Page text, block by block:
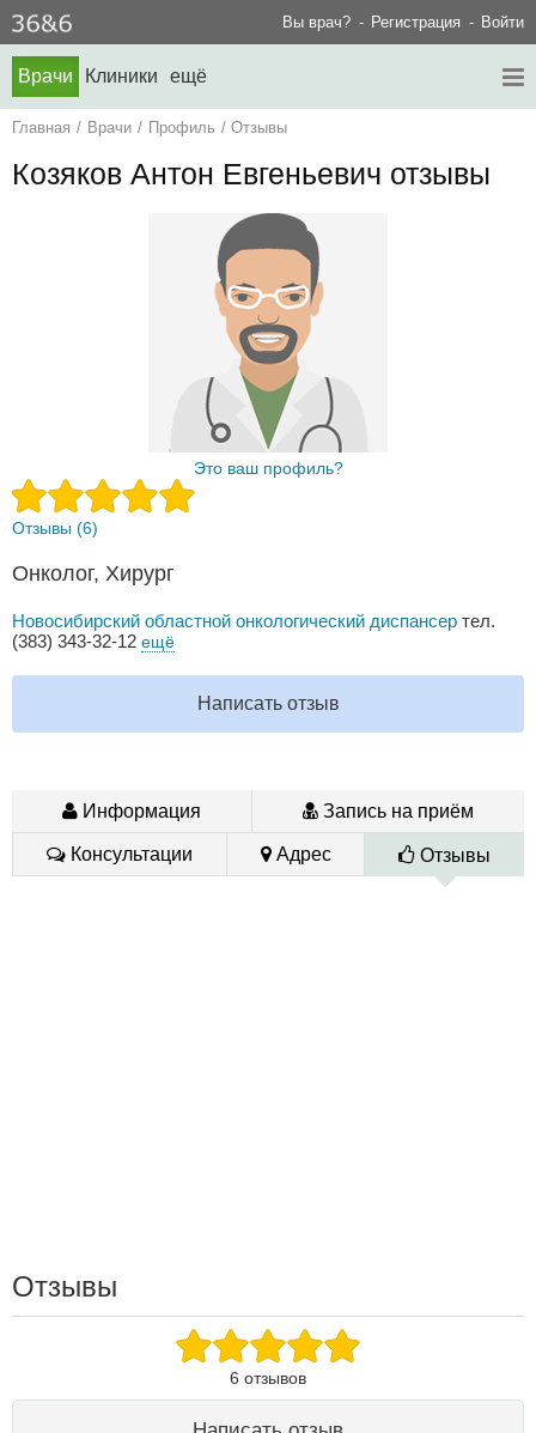
Вы врач? Регистрация Войти
Врачи Клиники ещё
Главная / Врачи / Профиль / Отзывы
Козяков Антон Евгеньевич отзывы
Это ваш профиль?
Онколог, Хирург
Новосибирский областной онкологический диспансер тел.
(383) 343-32-12 ещё
Написать отзыв
Отзывы (6)
Информация Запись на приём
Консультации Адрес Отзывы
Отзывы
6 отзывов